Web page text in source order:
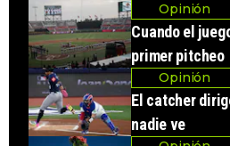
Opinión
Cuando el
primer pitcheo
Opinión
El catcher
nadie ve